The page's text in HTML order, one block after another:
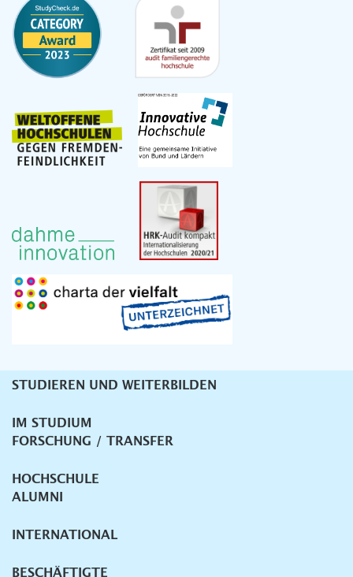
Unternavigation
STUDIEREN UND WEITERBILDEN
IM STUDIUM
FORSCHUNG / TRANSFER
HOCHSCHULE
ALUMNI
INTERNATIONAL
BESCHÄFTIGTE